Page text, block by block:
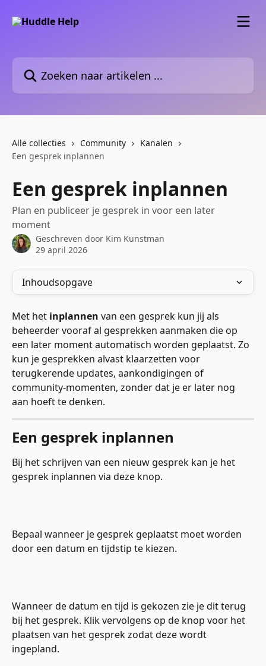
Zoeken naar artikelen ...
Alle collecties Community
Kanalen
Een gesprek inplannen
Een gesprek inplannen
Plan en publiceer je gesprek in voor een later
moment
Geschreven door Kim Kunstman
29 april 2026
Inhoudsopgave
Met het inplannen van een gesprek kun jij als
beheerder vooraf al gesprekken aanmaken die op
een later moment automatisch worden geplaatst. Zo
kun je gesprekken alvast klaarzetten voor
terugkerende updates, aankondigingen of
community‑momenten, zonder dat je er later nog
aan hoeft te denken.
Een gesprek inplannen
Bij het schrijven van een nieuw gesprek kan je het
gesprek inplannen via deze knop.
Bepaal wanneer je gesprek geplaatst moet worden
door een datum en tijdstip te kiezen.
Wanneer de datum en tijd is gekozen zie je dit terug
bij het gesprek. Klik vervolgens op de knop voor het
plaatsen van het gesprek zodat deze wordt
ingepland.